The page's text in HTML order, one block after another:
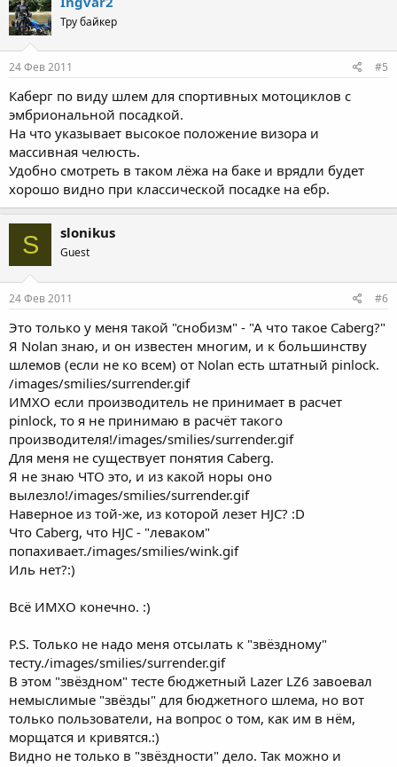
Тру байкер
24 Фев 2011 #5
Каберг по виду шлем для спортивных мотоциклов с
эмбриональной посадкой.
На что указывает высокое положение визора и
массивная челюсть.
Удобно смотреть в таком лёжа на баке и врядли будет
хорошо видно при классической посадке на ебр.
S slonikus
Guest
24 Фев 2011 #6
Это только у меня такой "снобизм" - "А что такое Caberg?"
Я Nolan знаю, и он известен многим, и к большинству
шлемов (если не ко всем) от Nolan есть штатный pinlock.
/images/smilies/surrender.gif
ИМХО если производитель не принимает в расчет
pinlock, то я не принимаю в расчёт такого
производителя!/images/smilies/surrender.gif
Для меня не существует понятия Caberg.
Я не знаю ЧТО это, и из какой норы оно
вылезло!/images/smilies/surrender.gif
Наверное из той-же, из которой лезет HJC? :D
Что Caberg, что HJC - "леваком"
попахивает./images/smilies/wink.gif
Иль нет?:)
Всё ИМХО конечно. :)
P.S. Только не надо меня отсылать к "звёздному"
тесту./images/smilies/surrender.gif
В этом "звёздном" тесте бюджетный Lazer LZ6 завоевал
немыслимые "звёзды" для бюджетного шлема, но вот
только пользователи, на вопрос о том, как им в нём,
морщатся и кривятся.:)
Видно не только в "звёздности" дело. Так можно и